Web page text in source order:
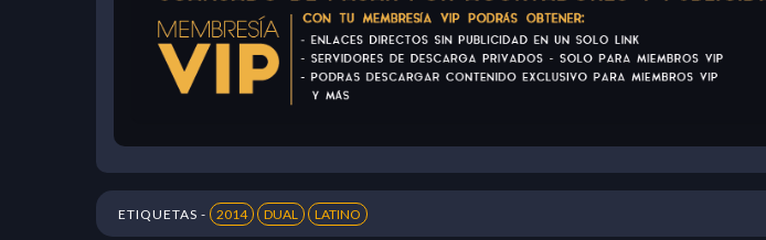
ETIQUETAS - 2014 DUAL LATINO